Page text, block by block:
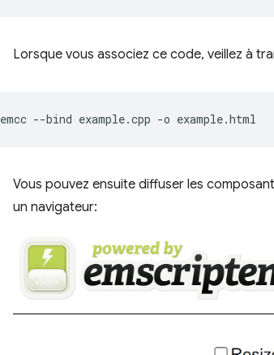
Lorsque vous associez ce code, veillez à
emcc --bind example.cpp -o
Vous pouvez ensuite diffuser les
un navigateur: